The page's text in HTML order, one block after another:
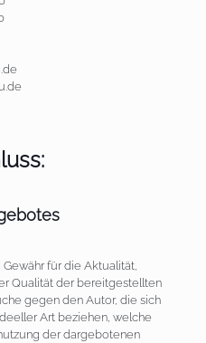
für die Aktualität,
Qualität der bereitgestellten
gegen den Autor, die sich
Art beziehen, welche
der dargebotenen